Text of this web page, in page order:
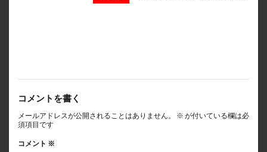
コメントを書く
メールアドレスが公開されることはありません。 ※ が付いている欄は必
須項目です
コメント ※